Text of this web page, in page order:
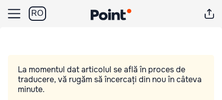
RO
La momentul dat articolul se află în proces de
traducere, vă rugăm să încercați din nou în câteva
minute.